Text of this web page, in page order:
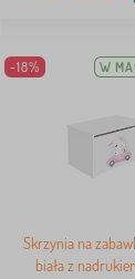
-18% W
Skrzynia na
biała z